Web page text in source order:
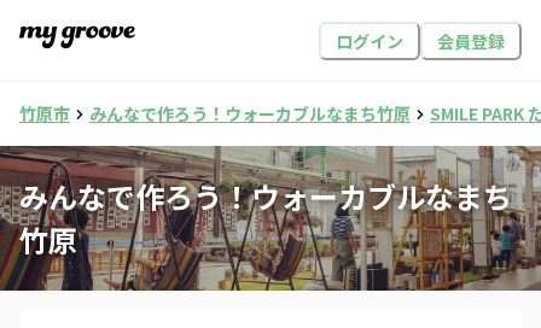
ログイン 会員登録
竹原市 みんなで作ろう！ウォーカブルなまち竹原 SMILE PARK
みんなで作ろう！ウォーカブルなまち
竹原